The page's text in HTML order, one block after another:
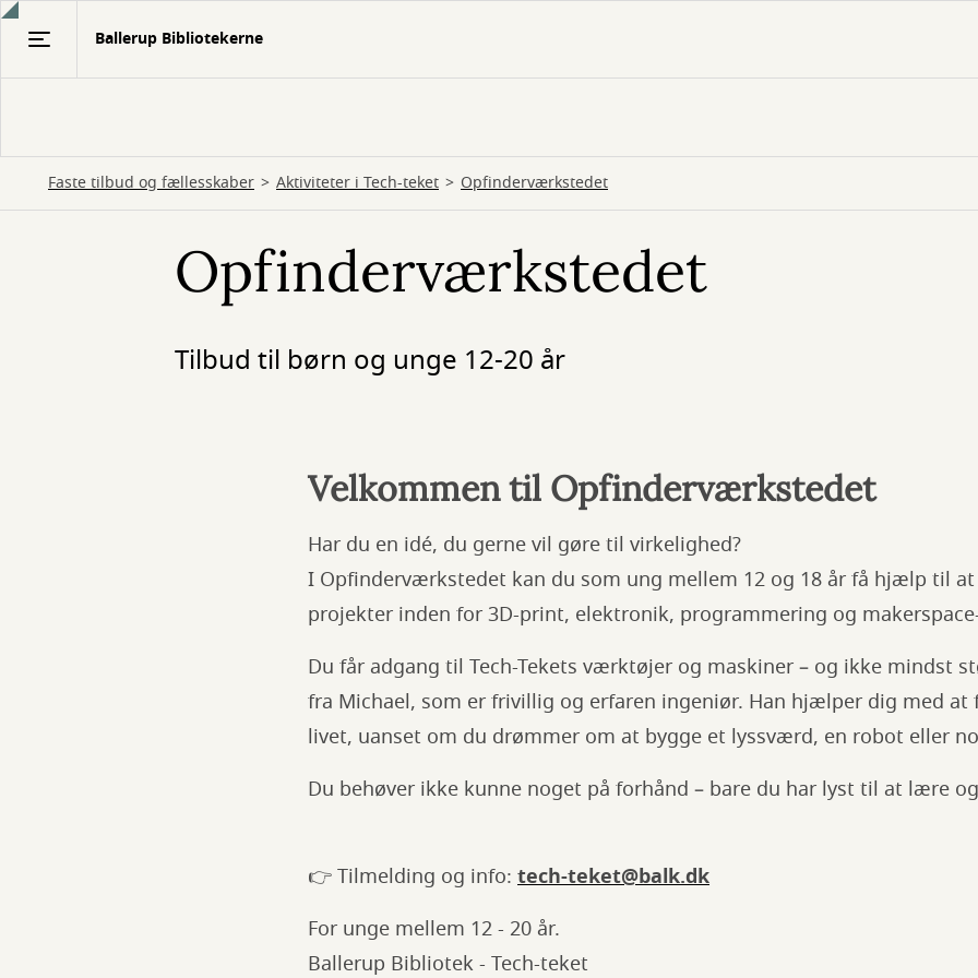
Gå
Ballerup Bibliotekerne
Faste tilbud og fællesskaber Aktiviteter i Tech-teket Opfinderværkstedet
Opfinderværkstedet
Tilbud til børn og unge 12-20 år
Velkommen til Opfinderværkstedet
Har du en idé, du gerne vil gøre til virkelighed?
I Opfinderværkstedet kan du som ung mellem 12 og 18 år få hjælp til
projekter inden for 3D-print, elektronik, programmering og
Du får adgang til Tech-Tekets værktøjer og maskiner – og ikke mindst
fra Michael, som er frivillig og erfaren ingeniør. Han hjælper dig med at
livet, uanset om du drømmer om at bygge et lyssværd, en robot eller
Du behøver ikke kunne noget på forhånd – bare du har lyst til at lære
👉 Tilmelding og info: tech-teket@balk.dk
For unge mellem 12 - 20 år.
Ballerup Bibliotek - Tech-teket